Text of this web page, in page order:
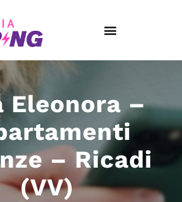
Eleonora –
– Ricadi
(VV)